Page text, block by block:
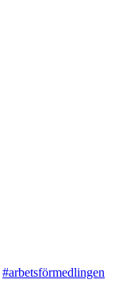
#arbetsförmedlingen